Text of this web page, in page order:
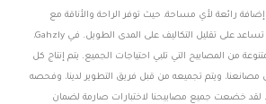
رائعة لأي مساحة، حيث توفر الراحة والأناقة مع
كفاءة في استخدام الطاقة تساعد على تقليل التكاليف على المدى الطويل. في Gahzly،
من المصابيح التي تلبي احتياجات الجميع. يتم إنتاج كل
مصانعنا، ويتم تجميعه من قبل فريق التطوير لدينا، وفحصه
لقد خضعت جميع مصابيحنا لاختبارات صارمة لضمان